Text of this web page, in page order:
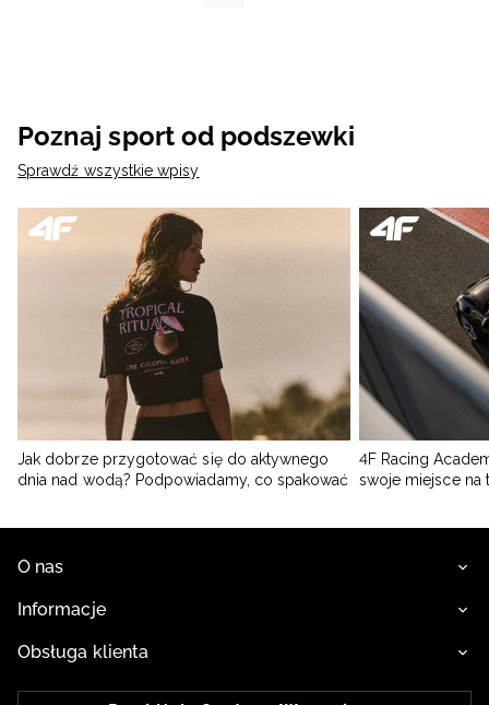
Poznaj sport od podszewki
Sprawdź wszystkie wpisy
Jak dobrze przygotować się do aktywnego
dnia nad wodą? Podpowiadamy, co spakować
4F Racing
swoje miejsce na
O nas
Informacje
Obsługa klienta